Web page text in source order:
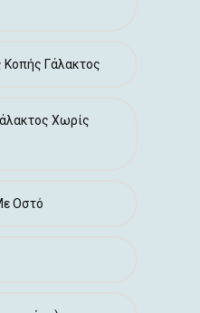
Κοπής Γάλακτος
Χωρίς
Οστό